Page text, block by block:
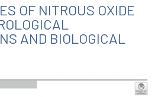
OF NITROUS OXIDE
AND BIOLOGICAL